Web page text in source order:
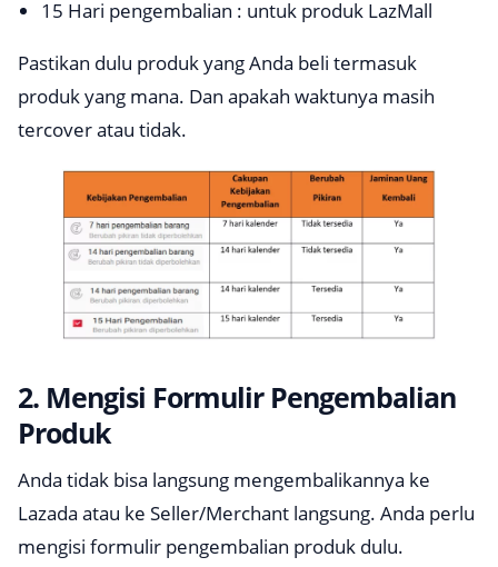
15 Hari pengembalian : untuk produk LazMall
Pastikan dulu produk yang Anda beli termasuk
produk yang mana. Dan apakah waktunya masih
tercover atau tidak.
2. Mengisi Formulir Pengembalian
Produk
Anda tidak bisa langsung mengembalikannya ke
Lazada atau ke Seller/Merchant langsung. Anda perlu
mengisi formulir pengembalian produk dulu.